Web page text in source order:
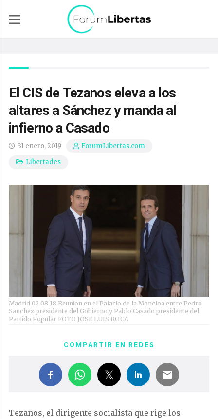
El CIS de Tezanos eleva a los
altares a Sánchez y manda al
infierno a Casado
31 enero, 2019
ForumLibertas.com
Libertades
Madrid 02 08 18 Reunion en el Palacio de la Moncloa entre Pedro
Sanchez presidente del Gobierno y Pablo Casado presidente del
Partido Popular FOTO JOSE LUIS ROCA
COMPARTIR EN REDES
Tezanos, el dirigente socialista que rige los